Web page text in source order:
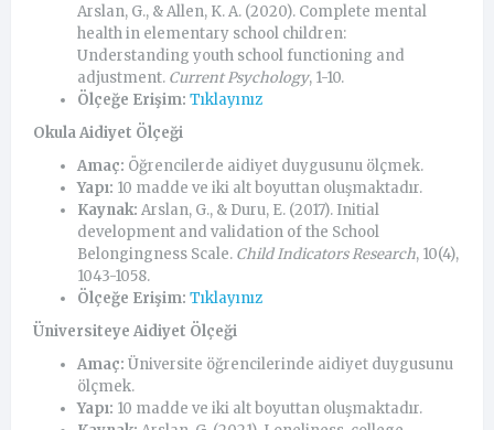
Arslan, G., & Allen, K. A. (2020). Complete mental
health in elementary school children:
Understanding youth school functioning and
adjustment. Current Psychology, 1-10.
Ölçeğe Erişim: Tıklayınız
Okula Aidiyet Ölçeği
Amaç: Öğrencilerde aidiyet duygusunu ölçmek.
Yapı: 10 madde ve iki alt boyuttan oluşmaktadır.
Kaynak: Arslan, G., & Duru, E. (2017). Initial
development and validation of the School
Belongingness Scale. Child Indicators Research, 10(4),
1043-1058.
Ölçeğe Erişim: Tıklayınız
Üniversiteye Aidiyet Ölçeği
Amaç: Üniversite öğrencilerinde aidiyet duygusunu
ölçmek.
Yapı: 10 madde ve iki alt boyuttan oluşmaktadır.